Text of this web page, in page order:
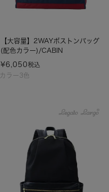
カラー3色
【大容量】2WAYボストンバッグ
(配色カラー)/CABIN
¥6,050税込